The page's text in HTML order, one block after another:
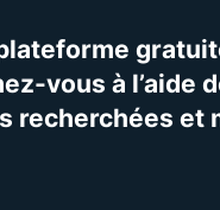
vous à l’aide
recherchées et